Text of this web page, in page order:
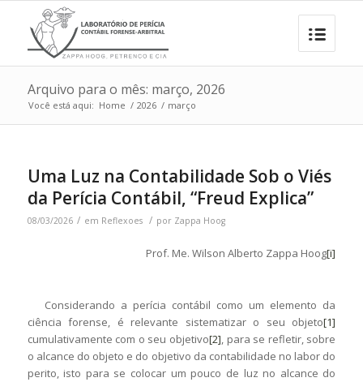
Arquivo para o mês: março, 2026
Você está aqui: Home / 2026 / março
Uma Luz na Contabilidade Sob o Viés
da Perícia Contábil, “Freud Explica”
08/03/2026 / em Reflexoes / por Zappa Hoog
Prof. Me. Wilson Alberto Zappa Hoog[i]
Considerando a perícia contábil como um elemento da
ciência forense, é relevante sistematizar o seu objeto[1]
cumulativamente com o seu objetivo[2], para se refletir, sobre
o alcance do objeto e do objetivo da contabilidade no labor do
perito, isto para se colocar um pouco de luz no alcance do